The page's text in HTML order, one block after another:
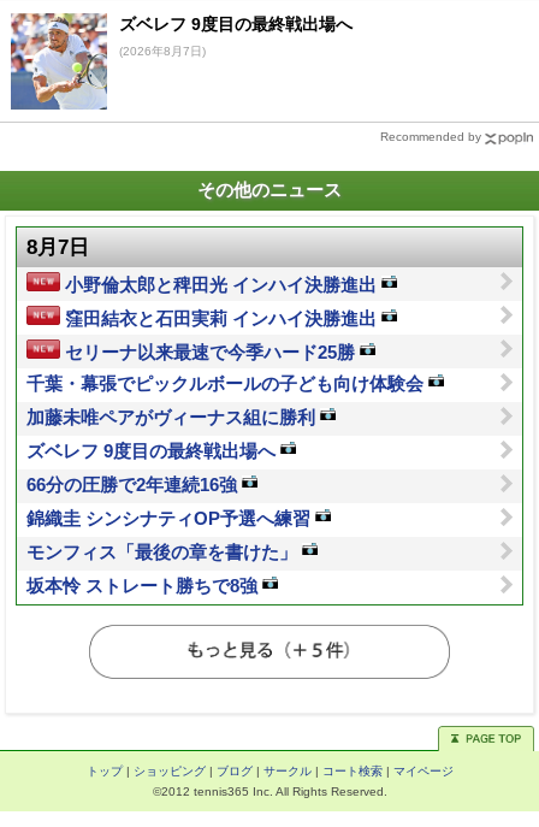
ズベレフ 9度目の最終戦出場へ
(2026年8月7日)
Recommended by
その他のニュース
8月7日
小野倫太郎と稗田光 インハイ決勝進出
窪田結衣と石田実莉 インハイ決勝進出
セリーナ以来最速で今季ハード25勝
千葉・幕張でピックルボールの子ども向け体験会
加藤未唯ペアがヴィーナス組に勝利
ズベレフ 9度目の最終戦出場へ
66分の圧勝で2年連続16強
錦織圭 シンシナティOP予選へ練習
モンフィス「最後の章を書けた」
坂本怜 ストレート勝ちで8強
トップ| ショッピング| ブログ| サークル| コート検索| マイページ
©2012 tennis365 Inc. All Rights Reserved.